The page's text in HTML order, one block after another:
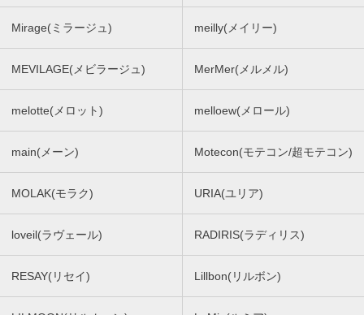
Mirage(ミラージュ) meilly(メイリー)
MEVILAGE(メビラージュ) MerMer(メルメル)
melotte(メロット) melloew(メロール)
main(メーン) Motecon(モテコン/超モテコン)
MOLAK(モラク) URIA(ユリア)
loveil(ラヴェール) RADIRIS(ラディリス)
RESAY(リセイ) Lillbon(リルボン)